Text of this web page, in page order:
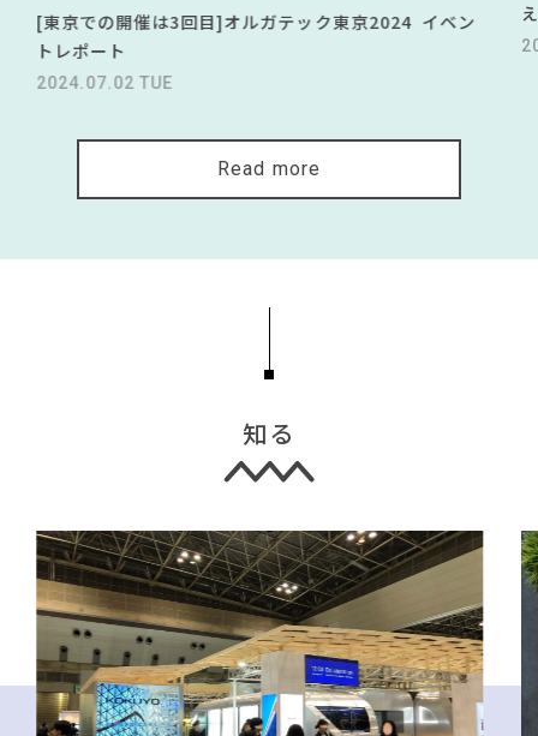
[東京での開催は3回目]オルガテック東京2024 イベン
トレポート
2024.07.02 TUE
Read more
知る